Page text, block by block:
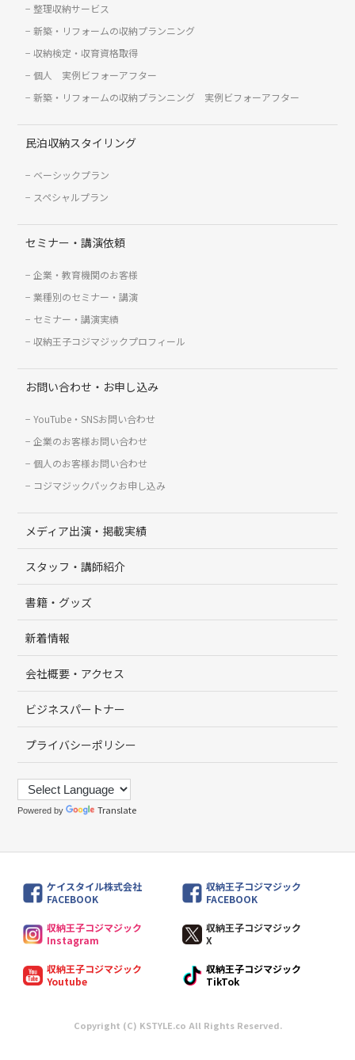
整理収納サービス
新築・リフォームの収納プランニング
収納検定・収育資格取得
個人 実例ビフォーアフター
新築・リフォームの収納プランニング 実例ビフォーアフター
民泊収納スタイリング
ベーシックプラン
スペシャルプラン
セミナー・講演依頼
企業・教育機関のお客様
業種別のセミナー・講演
セミナー・講演実績
収納王子コジマジックプロフィール
お問い合わせ・お申し込み
YouTube・SNSお問い合わせ
企業のお客様お問い合わせ
個人のお客様お問い合わせ
コジマジックパックお申し込み
メディア出演・掲載実績
スタッフ・講師紹介
書籍・グッズ
新着情報
会社概要・アクセス
ビジネスパートナー
プライバシーポリシー
Powered by Translate
ケイスタイル株式会社
FACEBOOK
収納王子コジマジック
FACEBOOK
収納王子コジマジック
Instagram
収納王子コジマジック
X
収納王子コジマジック
Youtube
収納王子コジマジック
TikTok
Copyright (C) KSTYLE.co All Rights Reserved.